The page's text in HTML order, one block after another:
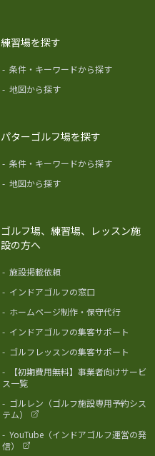
練習場を探す
- 条件・キーワードから探す
- 地図から探す
パターゴルフ場を探す
- 条件・キーワードから探す
- 地図から探す
ゴルフ場、練習場、レッスン施
設の方へ
- 施設掲載依頼
- インドアゴルフの窓口
- ホームページ制作・保守代行
- インドアゴルフの集客サポート
- ゴルフレッスンの集客サポート
-
【初期費用無料】事業者向けサービ
ス一覧
- ゴルレン（ゴルフ施設専用予約シス
テム）
- YouTube（インドアゴルフ運営の発
信）